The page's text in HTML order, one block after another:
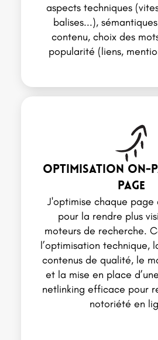
aspects techniques
balises...),
contenu, choix des
popularité (liens,
optimisation on-
page
J'optimise chaque page
pour la rendre plus
moteurs de recherche.
l’optimisation technique,
contenus de qualité, le
et la mise en place
netlinking efficace pour
notoriété en